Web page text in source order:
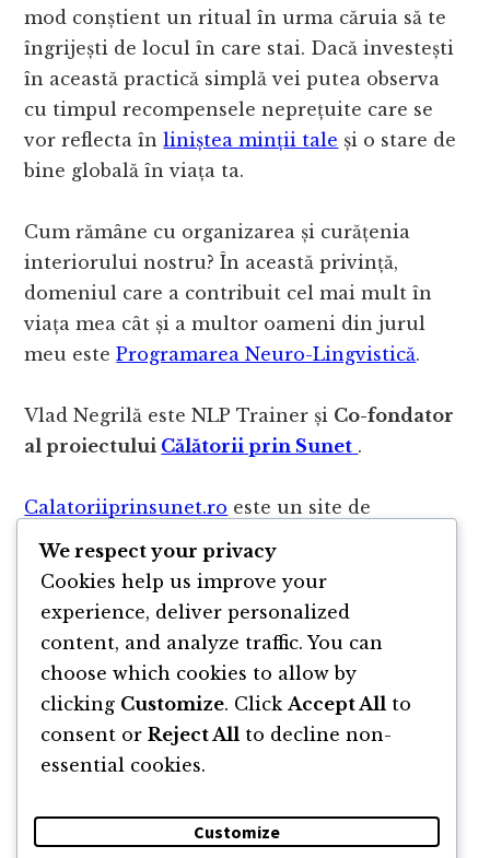
mod conștient un ritual în urma căruia să te
îngrijești de locul în care stai. Dacă investești
în această practică simplă vei putea observa
cu timpul recompensele neprețuite care se
vor reflecta înliniștea minții tale și o stare de
bine globală în viața ta.
Cum rămâne cu organizarea și curățenia
interiorului nostru? În această privință,
domeniul care a contribuit cel mai mult în
viața mea cât și a multor oameni din jurul
meu esteProgramarea Neuro-Lingvistică.
Vlad Negrilă este NLP Trainer și Co-fondator
al proiectului Călătorii prin Sunet .
Calatoriiprinsunet.ro este un site de
dezvoltare personală prin NLP. Aici găsești
cursuri și seminarii cu tehnici NLP și prima
librărie de povești audio terapeutice din
România!
We respect your privacy
Cookies help us improve your
experience, deliver personalized
content, and analyze traffic. You can
choose which cookies to allow by
clicking Customize. Click Accept All to
consent or Reject All to decline non-
essential cookies.
Customize